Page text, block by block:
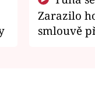
Zarazilo
smlouvě